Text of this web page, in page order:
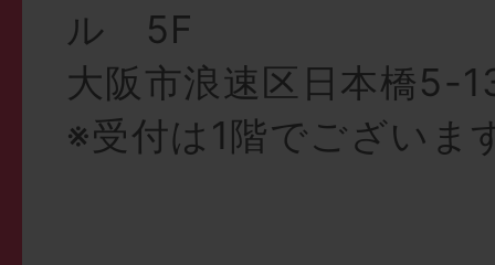
ル 5F
大阪市浪速区日本橋5-
※受付は1階でございま